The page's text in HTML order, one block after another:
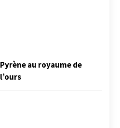
Pyrène au royaume de
l’ours